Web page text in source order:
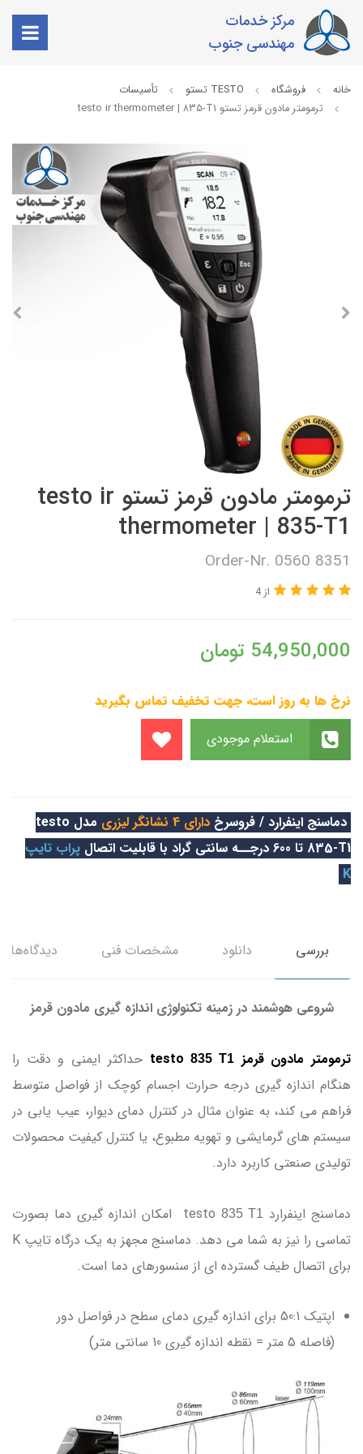
مرکز خدمات
مهندسی جنوب
خانه فروشگاه TESTO تستو
تأسیسات
ترمومتر مادون قرمز تستو testo ir thermometer | 835-T1
ترمومتر مادون قرمز تستو testo ir
thermometer | 835-T1
Order-Nr. 0560 8351
از 4
54,950,000 تومان
نرخ ها به روز است، جهت تخفیف تماس بگیرید
دماسنج اینفرارد / فروسرخ دارای 4 نشانگر لیزری
مدل testo
835-T1 تا 600 درجــه سانتی گراد با قابلیت اتصال
پراب تایپ
K
بررسی دانلود مشخصات فنی دیدگاه‌ها
شروعی هوشمند در زمینه تکنولوژی اندازه گیری مادون قرمز
ترمومتر مادون قرمز testo835 T1
حداکثر ایمنی و دقت را
هنگام اندازه گیری درجه حرارت اجسام کوچک از فواصل متوسط
فراهم می کند، به عنوان مثال در کنترل دمای دیوار، عیب یابی در
سیستم های گرمایشی و تهویه مطبوع، یا کنترل کیفیت محصولات
تولیدی صنعتی کاربرد دارد.
دماسنج اینفرارد testo 835 T1
امکان اندازه گیری دما بصورت
تماسی را نیز به شما می دهد. دماسنج مجهز به یک درگاه تایپ K
برای اتصال طیف گسترده ای از سنسورهای دما است.
اپتیک 50:1 برای اندازه گیری دمای سطح در فواصل دور
(فاصله 5 متر = نقطه اندازه گیری 10 سانتی متر)